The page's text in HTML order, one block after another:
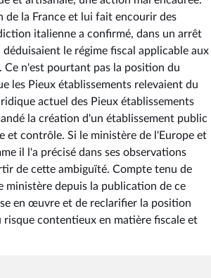
de la France et lui fait encourir des
italienne a confirmé, dans un arrêt
le régime fiscal applicable aux
Ce n'est pourtant pas la position du
les Pieux établissements relevaient du
actuel des Pieux établissements
la création d'un établissement public
et contrôle. Si le ministère de l'Europe et
il l'a précisé dans ses observations
de cette ambiguïté. Compte tenu de
ministère depuis la publication de ce
en œuvre et de reclarifier la position
contentieux en matière fiscale et